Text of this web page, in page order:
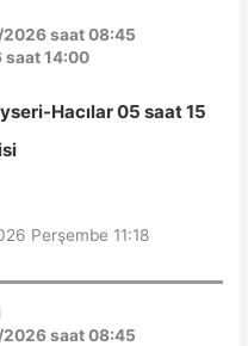
2026 saat 08:45
14:00
Hacılar 05 saat 15
Perşembe 11:18
2026 saat 08:45